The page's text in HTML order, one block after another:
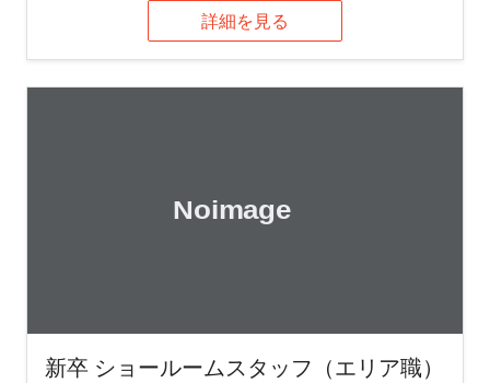
詳細を見る
新卒 ショールームスタッフ（エリア職）